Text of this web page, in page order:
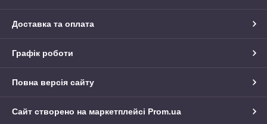
Доставка та оплата
Графік роботи
Повна версія сайту
Сайт створено на маркетплейсі Prom.ua